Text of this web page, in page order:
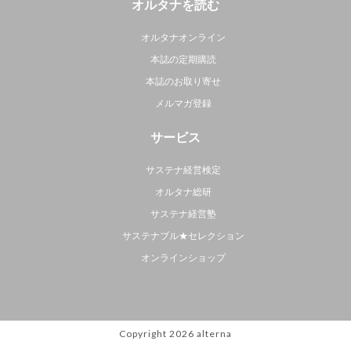
オルタナを読む
オルタナオンライン
本誌の定期購読
本誌のお取り寄せ
メルマガ登録
サービス
サステナ経営検定
オルタナ総研
サステナ経営塾
サステナブル★セレクション
オンラインショップ
Copyright 2026 alterna